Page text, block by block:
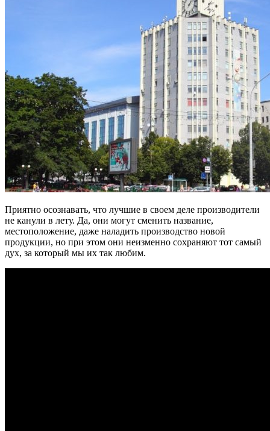
Приятно осознавать, что лучшие в своем деле производители
не канули в лету. Да, они могут сменить название,
местоположение, даже наладить производство новой
продукции, но при этом они неизменно сохраняют тот самый
дух, за который мы их так любим.